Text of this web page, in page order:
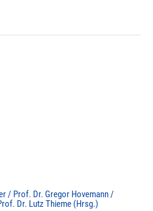
/ Prof. Dr. Gregor Hovemann /
Dr. Lutz Thieme (Hrsg.)